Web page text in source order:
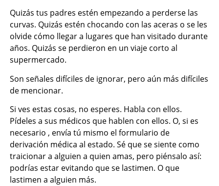
Quizás tus padres estén empezando a perderse las
curvas. Quizás estén chocando con las aceras o se les
olvide cómo llegar a lugares que han visitado durante
años. Quizás se perdieron en un viaje corto al
supermercado.
Son señales difíciles de ignorar, pero aún más difíciles
de mencionar.
Si ves estas cosas, no esperes. Habla con ellos.
Pídeles a sus médicos que hablen con ellos. O, si es
necesario , envía tú mismo el formulario de
derivación médica al estado. Sé que se siente como
traicionar a alguien a quien amas, pero piénsalo así:
podrías estar evitando que se lastimen. O que
lastimen a alguien más.